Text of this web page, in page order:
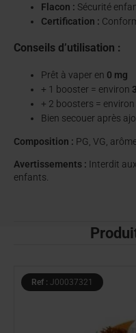
Flacon : Sécurité
Certification :
Conseils d’utilisation :
Prêt à vaper en 0 mg
+ 1 booster = environ
+ 2 boosters = environ
Bien secouer après
Composition : PG, VG,
Avertissements : Interdit
enfants.
Ref : J00037321